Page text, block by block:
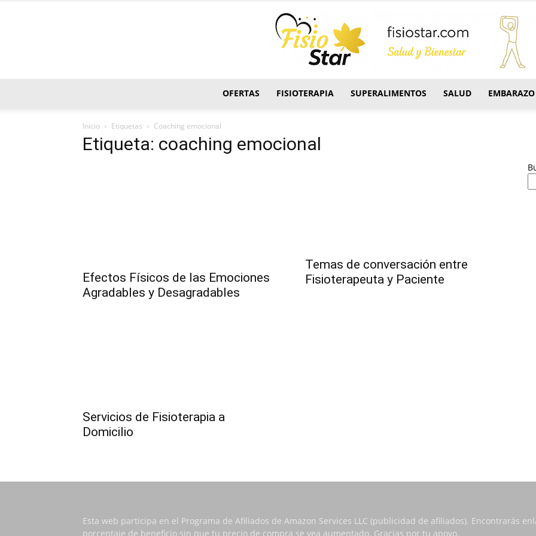
OFERTAS FISIOTERAPIA SUPERALIMENTOS SALUD EMBARAZO
Inicio Etiquetas Coaching emocional
Etiqueta: coaching emocional
Efectos Físicos de las Emociones
Agradables y Desagradables
Temas de conversación entre
Fisioterapeuta y Paciente
Servicios de Fisioterapia a
Domicilio
Esta web participa en el Programa de Afiliados de Amazon Services LLC (publicidad de afiliados). Encontrarás
porcentaje de beneficio sin que tu precio de compra se vea aumentado. Gracias por tu apoyo.